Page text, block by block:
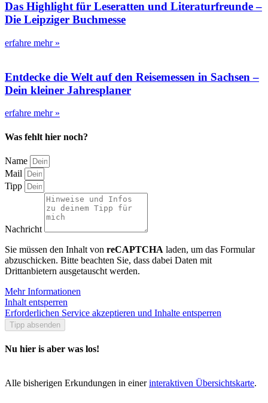
Das Highlight für Leseratten und Literaturfreunde –
Die Leipziger Buchmesse
erfahre mehr »
Entdecke die Welt auf den Reisemessen in Sachsen –
Dein kleiner Jahresplaner
erfahre mehr »
Was fehlt hier noch?
Name
Mail
Tipp
Nachricht
Sie müssen den Inhalt von reCAPTCHA laden, um das Formular
abzuschicken. Bitte beachten Sie, dass dabei Daten mit
Drittanbietern ausgetauscht werden.
Mehr Informationen
Inhalt entsperren
Erforderlichen Service akzeptieren und Inhalte entsperren
Tipp absenden
Nu hier is aber was los!
Alle bisherigen Erkundungen in einerinteraktiven Übersichtskarte.